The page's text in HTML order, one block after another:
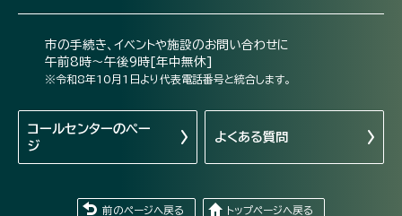
市の手続き、イベントや施設のお問い合わせに
午前8時～午後9時[年中無休]
※令和8年10月1日より代表電話番号と統合します。
コールセンターのペー
ジ
よくある質問
前のページへ戻る トップページへ戻る